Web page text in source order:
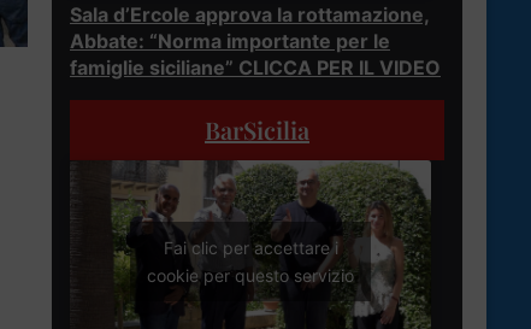
Sala d’Ercole approva la rottamazione,
Abbate: “Norma importante per le
famiglie siciliane” CLICCA PER IL VIDEO
BarSicilia
Fai clic per accettare i
cookie per questo servizio